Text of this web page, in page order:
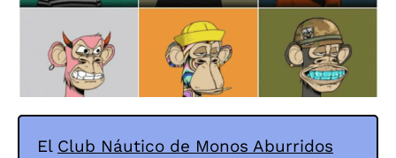
El Club Náutico de Monos Aburridos